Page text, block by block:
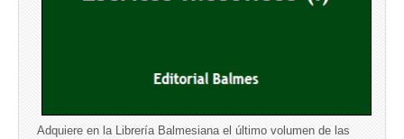
Adquiere en la Librería Balmesiana el último volumen de las